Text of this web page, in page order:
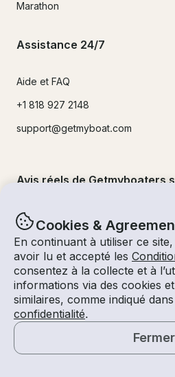
Cookies &
En continuant à utiliser ce
avoir lu et accepté les
consentez à la collecte et à
informations via des cookies
similaires, comme indiqué
confidentialité.
Fermer
Marathon
Assistance 24/7
Aide et FAQ
+1 818 927 2148
support@getmyboat.com
Avis réels de Getmyboaters
© Getmyboat 2026Termes